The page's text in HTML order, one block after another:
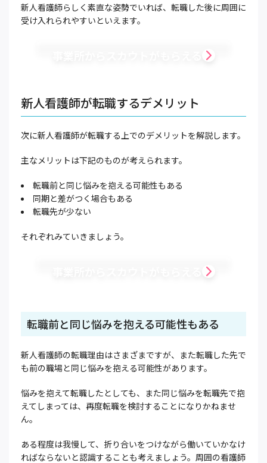
新人看護師らしく素直な姿勢でいれば、転職した後に周囲に
受け入れられやすいといえます。
新人看護師が転職するデメリット
次に新人看護師が転職する上でのデメリットを解説します。
主なメリットは下記のものが考えられます。
転職前と同じ悩みを抱える可能性もある
同期と差がつく場合もある
転職先が少ない
それぞれみていきましょう。
転職前と同じ悩みを抱える可能性もある
新人看護師の転職理由はさまざまですが、また転職した先で
も前の職場と同じ悩みを抱える可能性があります。
悩みを抱えて転職したとしても、また同じ悩みを転職先で抱
えてしまっては、再度転職を検討することになりかねませ
ん。
ある程度は我慢して、折り合いをつけながら働いていかなけ
ればならないと認識することも考えましょう。周囲の看護師